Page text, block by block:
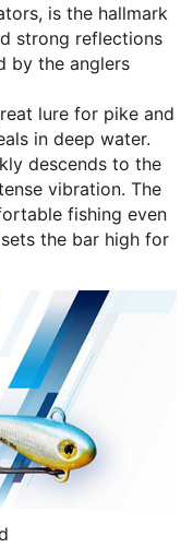
is the hallmark
strong reflections
by the anglers
lure for pike and
in deep water.
descends to the
vibration. The
fishing even
the bar high for